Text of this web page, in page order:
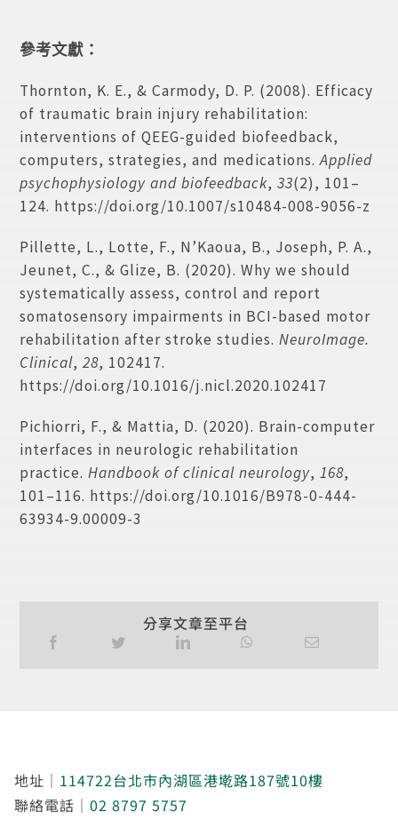
參考文獻：
Thornton, K. E., & Carmody, D. P. (2008). Efficacy
of traumatic brain injury rehabilitation:
interventions of QEEG-guided biofeedback,
computers, strategies, and medications.Applied
psychophysiology and biofeedback,33(2), 101–
124. https://doi.org/10.1007/s10484-008-9056-z
Pillette, L., Lotte, F., N’Kaoua, B., Joseph, P. A.,
Jeunet, C., & Glize, B. (2020). Why we should
systematically assess, control and report
somatosensory impairments in BCI-based motor
rehabilitation after stroke studies.NeuroImage.
Clinical,28, 102417.
https://doi.org/10.1016/j.nicl.2020.102417
Pichiorri, F., & Mattia, D. (2020). Brain-computer
interfaces in neurologic rehabilitation
practice.Handbook of clinical neurology,168,
101–116. https://doi.org/10.1016/B978-0-444-
63934-9.00009-3
分享文章至平台
地址｜ 114722台北市內湖區港墘路187號10樓
聯絡電話｜02 8797 5757